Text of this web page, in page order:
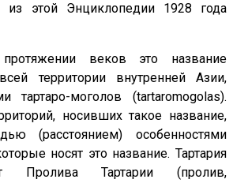
из этой Энциклопедии 1928 года
веков это название
территории внутренней Азии,
тартаро-моголов (tartaromogolas).
носивших такое название,
(расстоянием) особенностями
носят это название. Тартария
Пролива Тартарии (пролив,